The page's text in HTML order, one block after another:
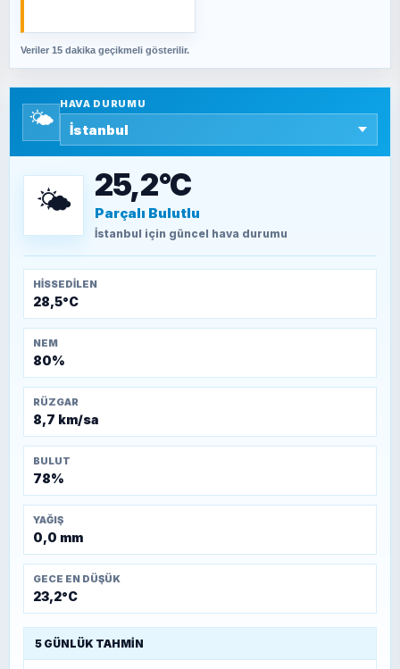
SAVAŞ ŞAHİN
SEYFULLAH ÇİÇEK
TEOMAN ALPASLAN
Kütahya-Eskişehir Muharebeleri (10-24
Veriler 15 dakika geçikmeli gösterilir.
🌤️
HAVA DURUMU
🌤️ 25,2°C
Parçalı Bulutlu
İstanbul için güncel hava durumu
HISSEDILEN
28,5°C
NEM
80%
RÜZGAR
8,7 km/sa
BULUT
78%
YAĞIŞ
0,0 mm
GECE EN DÜŞÜK
23,2°C
5 GÜNLÜK TAHMIN